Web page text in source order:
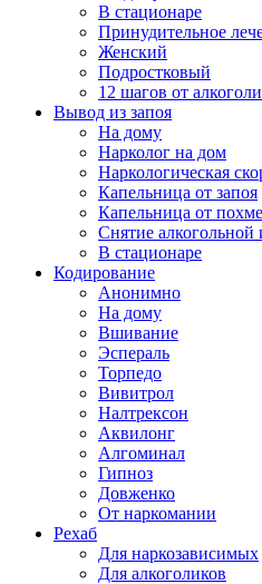
В стационаре
Принудительное
Женский
Подростковый
12 шагов от
Вывод из запоя
На дому
Нарколог на дом
Наркологическая
Капельница от запоя
Капельница от
Снятие алкогольной
В стационаре
Кодирование
Анонимно
На дому
Вшивание
Эспераль
Торпедо
Вивитрол
Налтрексон
Аквилонг
Алгоминал
Гипноз
Довженко
От наркомании
Рехаб
Для наркозависимых
Для алкоголиков